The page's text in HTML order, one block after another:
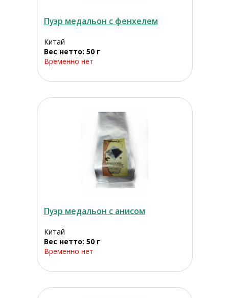
Пуэр медальон с фенхелем
Китай
Вес нетто: 50 г
Временно нет
Пуэр медальон с анисом
Китай
Вес нетто: 50 г
Временно нет